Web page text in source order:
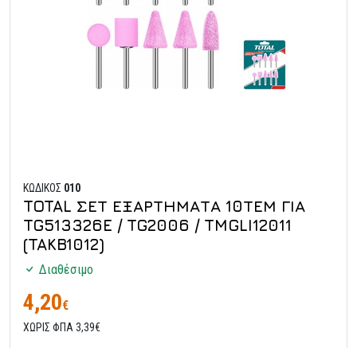
ΚΩΔΙΚΟΣ 010
TOTAL ΣΕΤ ΕΞΑΡΤΗΜΑΤΑ 10ΤΕΜ ΓΙΑ
TG513326E / TG2006 / TMGLI12011
(TAKB1012)
Διαθέσιμο
4,20€
ΧΩΡΙΣ ΦΠΑ 3,39€